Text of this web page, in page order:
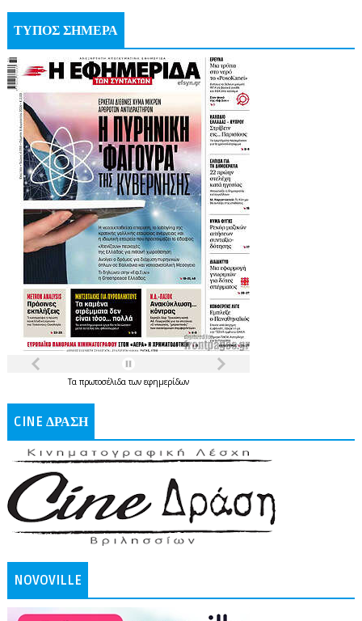
ΤΥΠΟΣ ΣΗΜΕΡΑ
Τα πρωτοσέλιδατων εφημερίδων
CINE ΔΡΑΣΗ
NOVOVILLE